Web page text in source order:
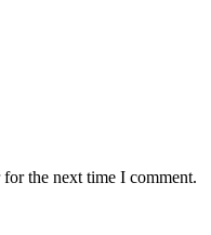
the next time I comment.